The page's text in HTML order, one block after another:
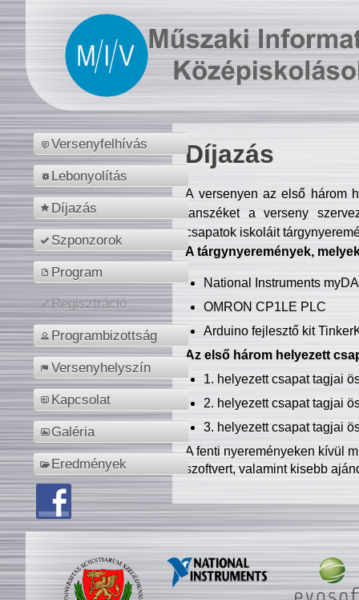
Versenyfelhívás
Lebonyolítás
Díjazás
Szponzorok
Program
Regisztráció
Programbizottság
Versenyhelyszín
Kapcsolat
Galéria
Eredmények
Díjazás
A versenyen az első három
tanszéket a verseny
csapatok iskoláit
A tárgynyeremények,
National Instruments
OMRON CP1LE PLC
Arduino fejlesztő kit
Az első három helyezett
1. helyezett csapat tagjai
2. helyezett csapat tagjai
3. helyezett csapat tagjai
A fenti nyereményeken kívül
szoftvert, valamint kisebb